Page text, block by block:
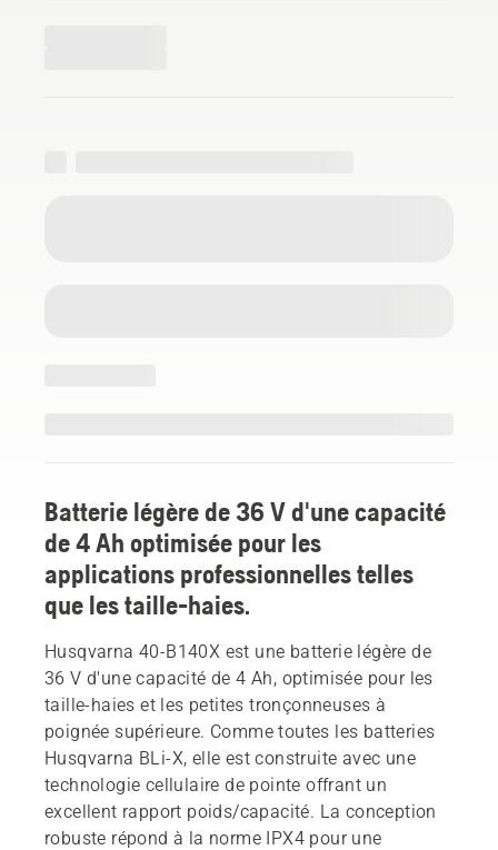
Batterie légère de 36 V d'une capacité
de 4 Ah optimisée pour les
applications professionnelles telles
que les taille-haies.
Husqvarna 40-B140X est une batterie légère de
36 V d'une capacité de 4 Ah, optimisée pour les
taille-haies et les petites tronçonneuses à
poignée supérieure. Comme toutes les batteries
Husqvarna BLi-X, elle est construite avec une
technologie cellulaire de pointe offrant un
excellent rapport poids/capacité. La conception
robuste répond à la norme IPX4 pour une